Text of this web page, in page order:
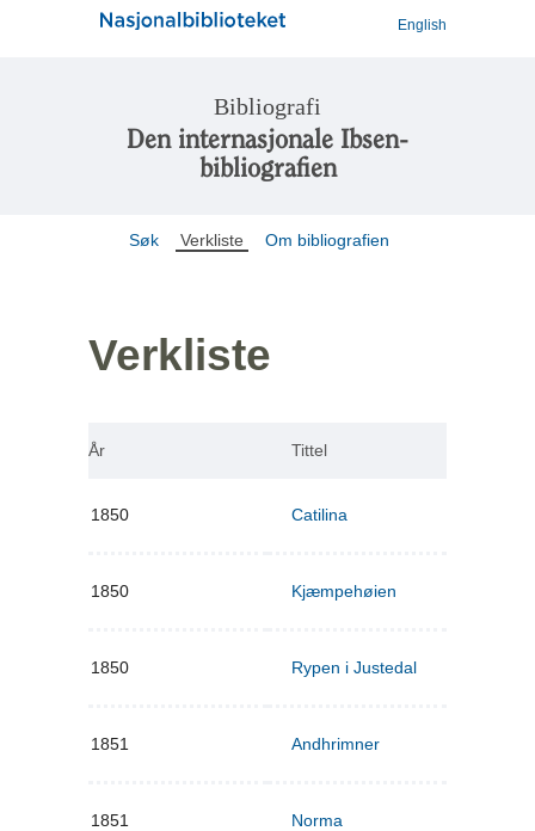
English
Bibliografi
Den internasjonale Ibsen-
bibliografien
Søk Verkliste Om bibliografien
Verkliste
År Tittel
1850 Catilina
1850 Kjæmpehøien
1850 Rypen i Justedal
1851 Andhrimner
1851 Norma